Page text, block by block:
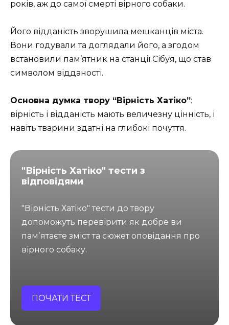
років, аж до самої смерті вірного собаки.
Його відданість зворушила мешканців міста.
Вони годували та доглядали його, а згодом
встановили пам’ятник на станції Сібуя, що став
символом відданості.
Основна думка твору “Вірність Хатіко”:
вірність і відданість мають величезну цінність, і
навіть тварини здатні на глибокі почуття.
"Вірність Хатіко" тести з
відповідями
"Вірність Хатіко" тести до твору
допоможуть перевірити як добре ви
памʼятаєте зміст та сюжет оповідання про
вірного собаку.
ПОЧАТИ ТЕСТ